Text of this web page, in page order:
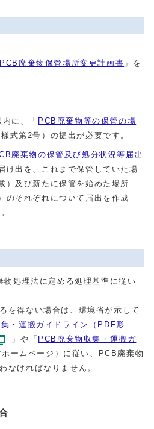
PCB廃棄物保管場所変更計画書 」を
に、「 PCB廃棄物等の保管の場
様式第2号）の提出が必要です。
廃棄物の保管及び処分状況等届出
け出を、これまで保管していた場
）及び新たに保管を始めた場所
のそれぞれについて届出を作成
処理法に定める処理基準に従い
を得ない場合は、環境省が示して
・運搬ガイドライン（PDF形
」や「 PCB廃棄物収集・運搬ガ
ホームページ）に従い、PCB廃棄物
なければなりません。